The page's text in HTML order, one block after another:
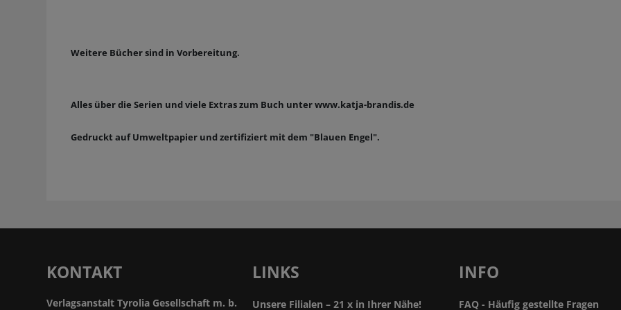
Weitere Bücher sind in Vorbereitung.
Alles über die Serien und viele Extras zum Buch unter www.katja-brandis.de
Gedruckt auf Umweltpapier und zertifiziert mit dem "Blauen Engel".
KONTAKT
Verlagsanstalt Tyrolia Gesellschaft m. b.
LINKS
Unsere Filialen – 21 x in Ihrer Nähe!
INFO
FAQ - Häufig gestellte Fragen